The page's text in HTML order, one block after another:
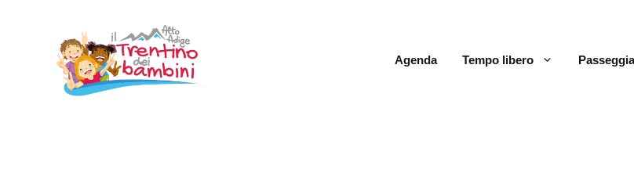
contenuto
Agenda Tempo libero